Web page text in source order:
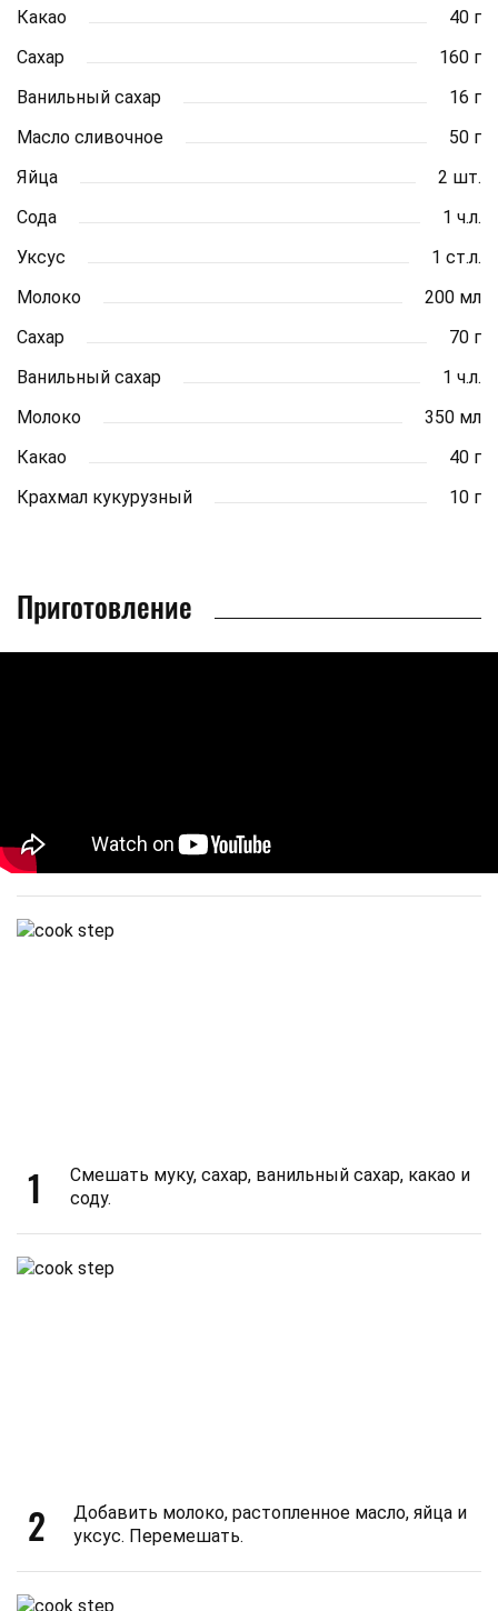
Какао
40 г
Сахар
160 г
Ванильный сахар
16 г
Масло сливочное
50 г
Яйца
2 шт.
Сода
1 ч.л.
Уксус
1 ст.л.
Молоко
200 мл
Сахар
70 г
Ванильный сахар
1 ч.л.
Молоко
350 мл
Какао
40 г
Крахмал кукурузный
10 г
Приготовление
1
Смешать муку, сахар, ванильный сахар, какао и
соду.
2
Добавить молоко, растопленное масло, яйца и
уксус. Перемешать.